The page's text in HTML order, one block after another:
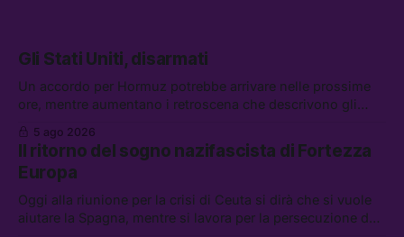
Gli Stati Uniti, disarmati
Un accordo per Hormuz potrebbe arrivare nelle prossime
ore, mentre aumentano i retroscena che descrivono gli
chi aspetta i dispersi di Ceuta, il boom dei carburanti
diluiti, e quanti attivisti anti data center sono stati arrestati
5 ago 2026
Il ritorno del sogno nazifascista di Fortezza
Europa
Oggi alla riunione per la crisi di Ceuta si dirà che si vuole
aiutare la Spagna, mentre si lavora per la persecuzione dei